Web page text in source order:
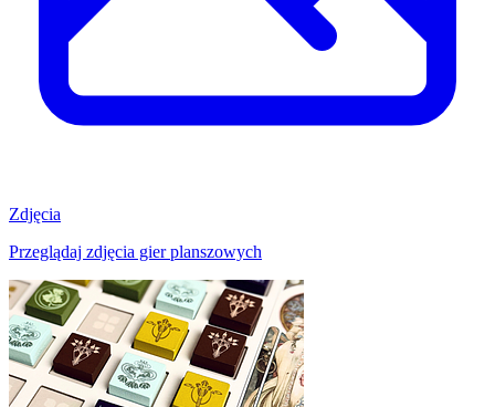
Zdjęcia
Przeglądaj zdjęcia gier planszowych